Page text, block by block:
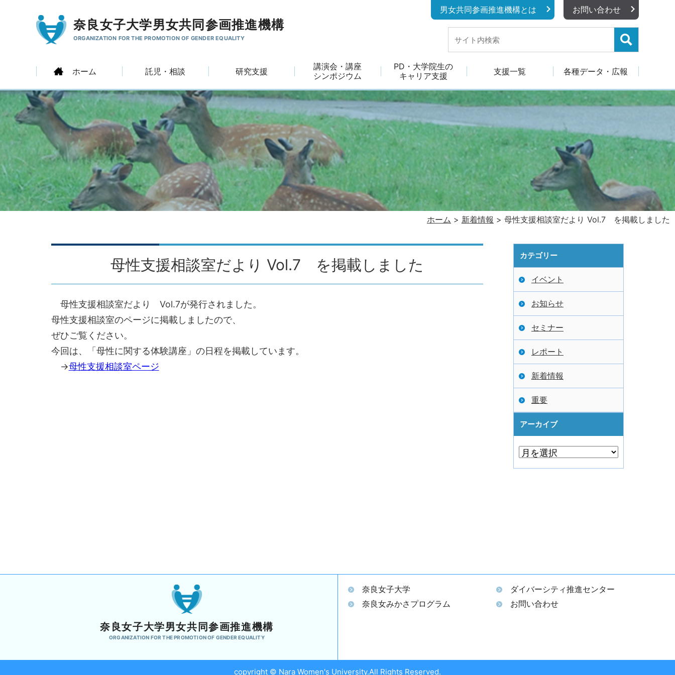
奈良女子大学男女共同参画推進機構
ORGANIZATION FOR THE PROMOTIONOF GENDER EQUALITY
男女共同参画推進機構とは お問い合わせ
ホーム 託児・相談 研究支援
講演会・講座
シンポジウム
PD・大学院生の
キャリア支援
支援一覧 各種データ・広報
ホーム > 新着情報 > 母性支援相談室だより Vol.7 を掲載しました
母性支援相談室だより Vol.7 を掲載しました
母性支援相談室だより Vol.7が発行されました。
母性支援相談室のページに掲載しましたので、
ぜひご覧ください。
今回は、「母性に関する体験講座」の日程を掲載しています。
→母性支援相談室ページ
カテゴリー
イベント
お知らせ
セミナー
レポート
新着情報
重要
アーカイブ
奈良女子大学男女共同参画推進機構
ORGANIZATION FOR THE PROMOTION OF GENDER EQUALITY
奈良女子大学
ダイバーシティ推進センター
奈良女みかさプログラム
お問い合わせ
copyright © Nara Women's University.All Rights Reserved.